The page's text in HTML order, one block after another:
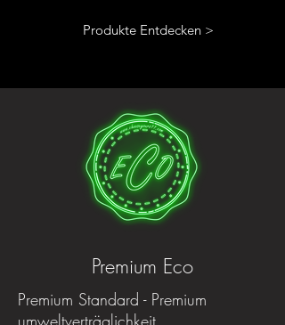
Produkte Entdecken >
Premium Eco
Premium Standard - Premium
umweltverträglichkeit.